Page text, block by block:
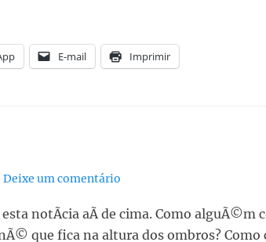
E-mail Imprimir
Deixe um comentário
notÃ­cia aÃ­ de cima. Como alguÃ©m
que fica na altura dos ombros? Como